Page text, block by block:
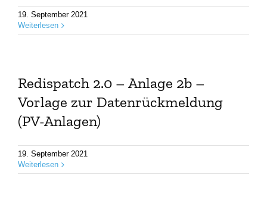
19. September 2021
Weiterlesen
Redispatch 2.0 – Anlage 2b –
Vorlage zur Datenrückmeldung
(PV-Anlagen)
19. September 2021
Weiterlesen